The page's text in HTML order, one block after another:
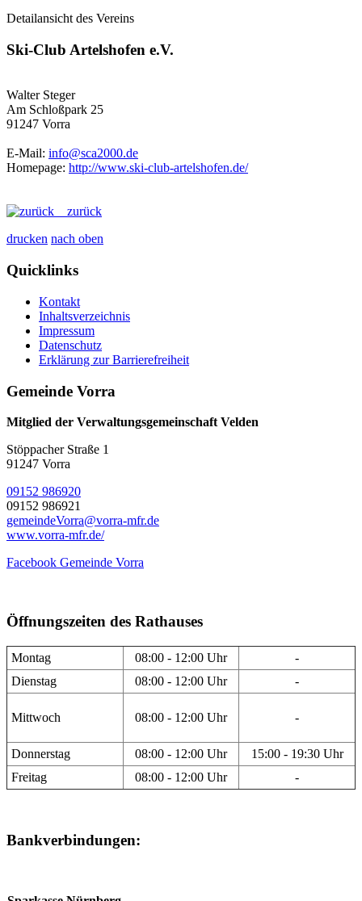
Detailansicht des Vereins
Ski-Club Artelshofen e.V.
Walter Steger
Am Schloßpark 25
91247 Vorra
E-Mail: info@sca2000.de
Homepage: http://www.ski-club-artelshofen.de/
zurück
drucken nach oben
Quicklinks
Kontakt
Inhaltsverzeichnis
Impressum
Datenschutz
Erklärung zur Barrierefreiheit
Gemeinde Vorra
Mitglied der Verwaltungsgemeinschaft Velden
Stöppacher Straße 1
91247 Vorra
09152 986920
09152 986921
gemeindeVorra@vorra-mfr.de
www.vorra-mfr.de/
Facebook Gemeinde Vorra
Öffnungszeiten des Rathauses
Montag 08:00 - 12:00 Uhr
-
Dienstag
08:00 - 12:00 Uhr -
Mittwoch 08:00 - 12:00 Uhr -
Donnerstag 08:00 - 12:00 Uhr
15:00 - 19:30 Uhr
Freitag
08:00 - 12:00 Uhr -
Bankverbindungen: